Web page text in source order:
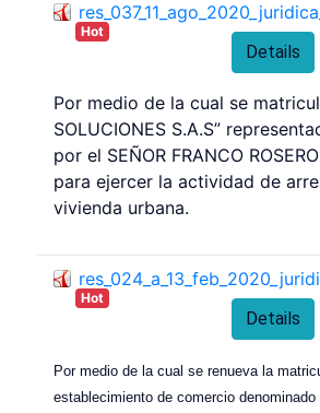
Hot
Details
Por medio de la cual se
SOLUCIONES S.A.S”
por el SEÑOR FRANCO
para ejercer la actividad de
vivienda urbana.
Hot
Details
Por medio de la cual se renueva la
establecimiento de comercio denominado